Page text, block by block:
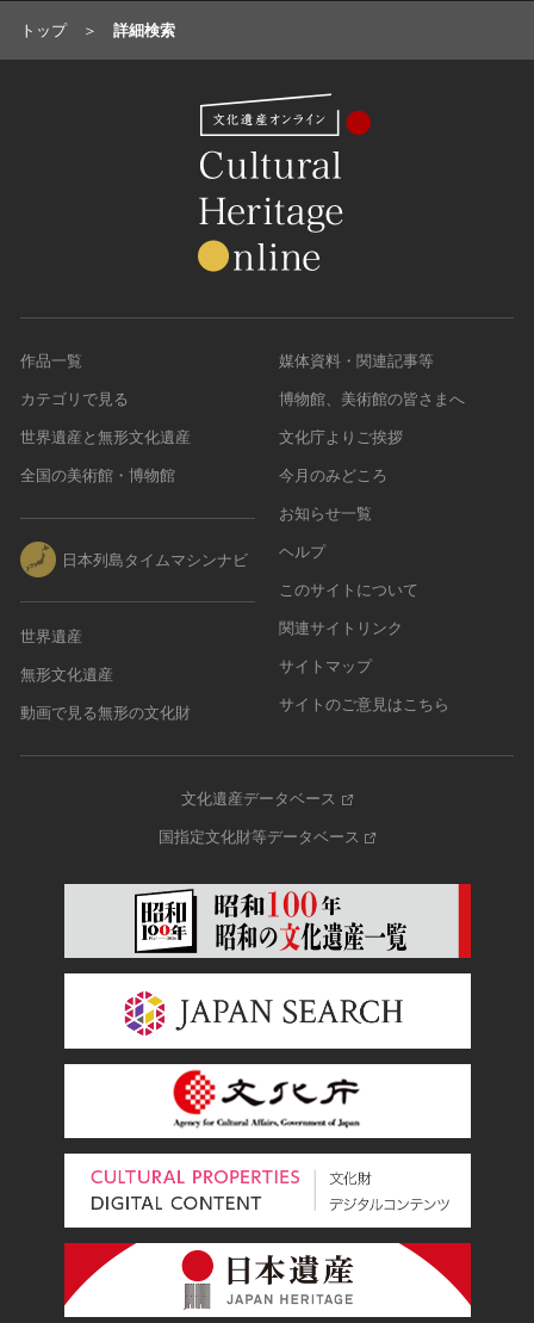
トップ 詳細検索
作品一覧
カテゴリで見る
世界遺産と無形文化遺産
全国の美術館・博物館
日本列島タイムマシンナビ
世界遺産
無形文化遺産
動画で見る無形の文化財
媒体資料・関連記事等
博物館、美術館の皆さまへ
文化庁よりご挨拶
今月のみどころ
お知らせ一覧
ヘルプ
このサイトについて
関連サイトリンク
サイトマップ
サイトのご意見はこちら
文化遺産データベース
国指定文化財等データベース